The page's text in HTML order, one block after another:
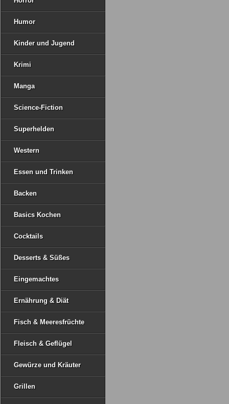
Humor
Kinder und Jugend
Krimi
Manga
Science-Fiction
Superhelden
Western
Essen und Trinken
Backen
Basics Kochen
Cocktails
Desserts & Süßes
Eingemachtes
Ernährung & Diät
Fisch & Meeresfrüchte
Fleisch & Geflügel
Gewürze und Kräuter
Grillen